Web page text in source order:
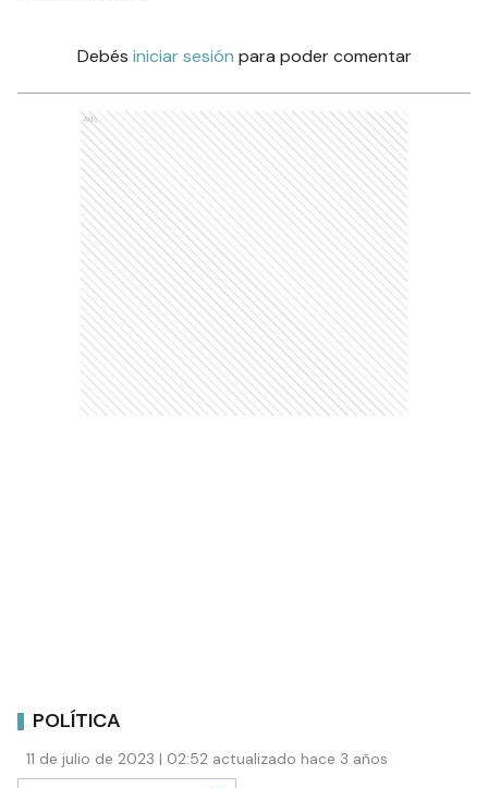
Debés iniciar sesión para poder comentar
Ads
POLÍTICA
11 de julio de 2023 | 02:52 actualizado hace 3 años